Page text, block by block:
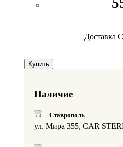
Доставка
Купить
Наличие
Ставрополь
ул. Мира 355, CAR